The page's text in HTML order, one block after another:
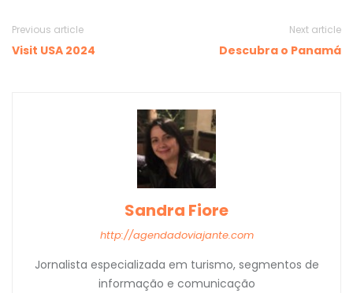
Previous article
Visit USA 2024
Next article
Descubra o Panamá
Sandra Fiore
http://agendadoviajante.com
Jornalista especializada em turismo, segmentos de
informação e comunicação